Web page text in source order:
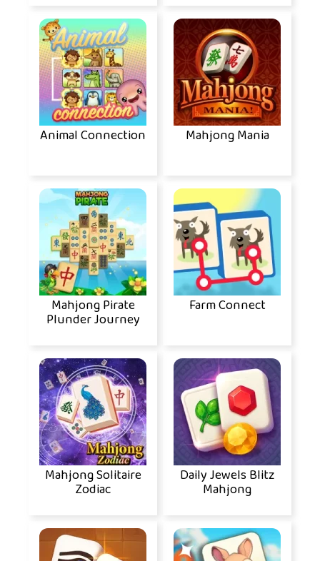
Mahjong Solitaire
Zodiac
Daily Jewels Blitz
Mahjong
Animal Connection Mahjong Mania
Mahjong Pirate
Plunder Journey
Farm Connect